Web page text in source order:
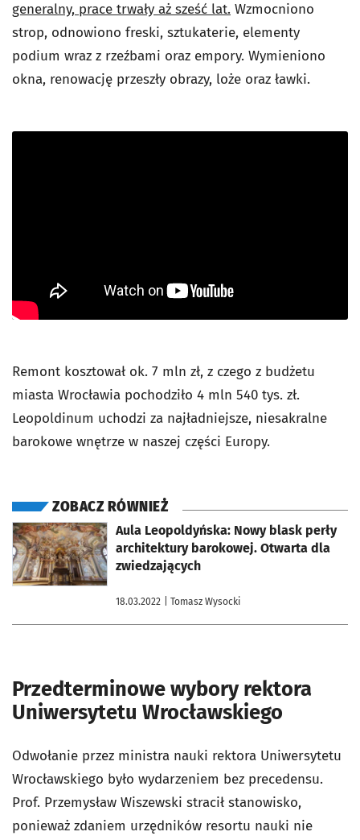
generalny, prace trwały aż sześć lat. Wzmocniono
strop, odnowiono freski, sztukaterie, elementy
podium wraz z rzeźbami oraz empory. Wymieniono
okna, renowację przeszły obrazy, loże oraz ławki.
Remont kosztował ok. 7 mln zł, z czego z budżetu
miasta Wrocławia pochodziło 4 mln 540 tys. zł.
Leopoldinum uchodzi za najładniejsze, niesakralne
barokowe wnętrze w naszej części Europy.
ZOBACZ RÓWNIEŻ
Aula Leopoldyńska: Nowy blask perły
architektury barokowej. Otwarta dla
zwiedzających
18.03.2022 | Tomasz Wysocki
otworzy się w nowej karcie
Przedterminowe wybory rektora
Uniwersytetu Wrocławskiego
Odwołanie przez ministra nauki rektora Uniwersytetu
Wrocławskiego było wydarzeniem bez precedensu.
Prof. Przemysław Wiszewski stracił stanowisko,
ponieważ zdaniem urzędników resortu nauki nie